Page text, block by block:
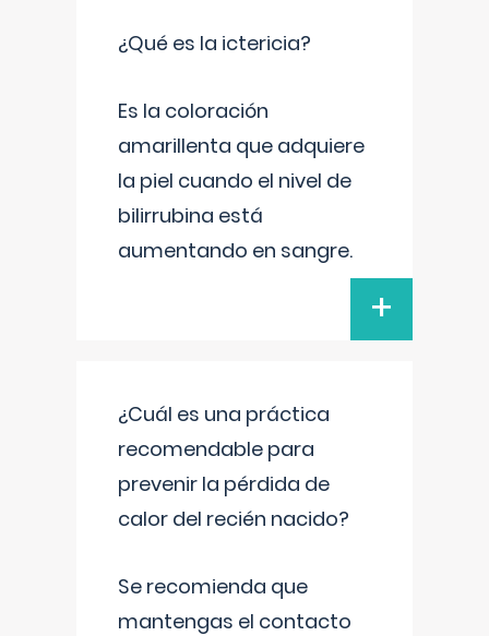
¿Qué es la ictericia?
Es la coloración
amarillenta que adquiere
la piel cuando el nivel de
bilirrubina está
aumentando en sangre.
+
¿Cuál es una práctica
recomendable para
prevenir la pérdida de
calor del recién nacido?
Se recomienda que
mantengas el contacto